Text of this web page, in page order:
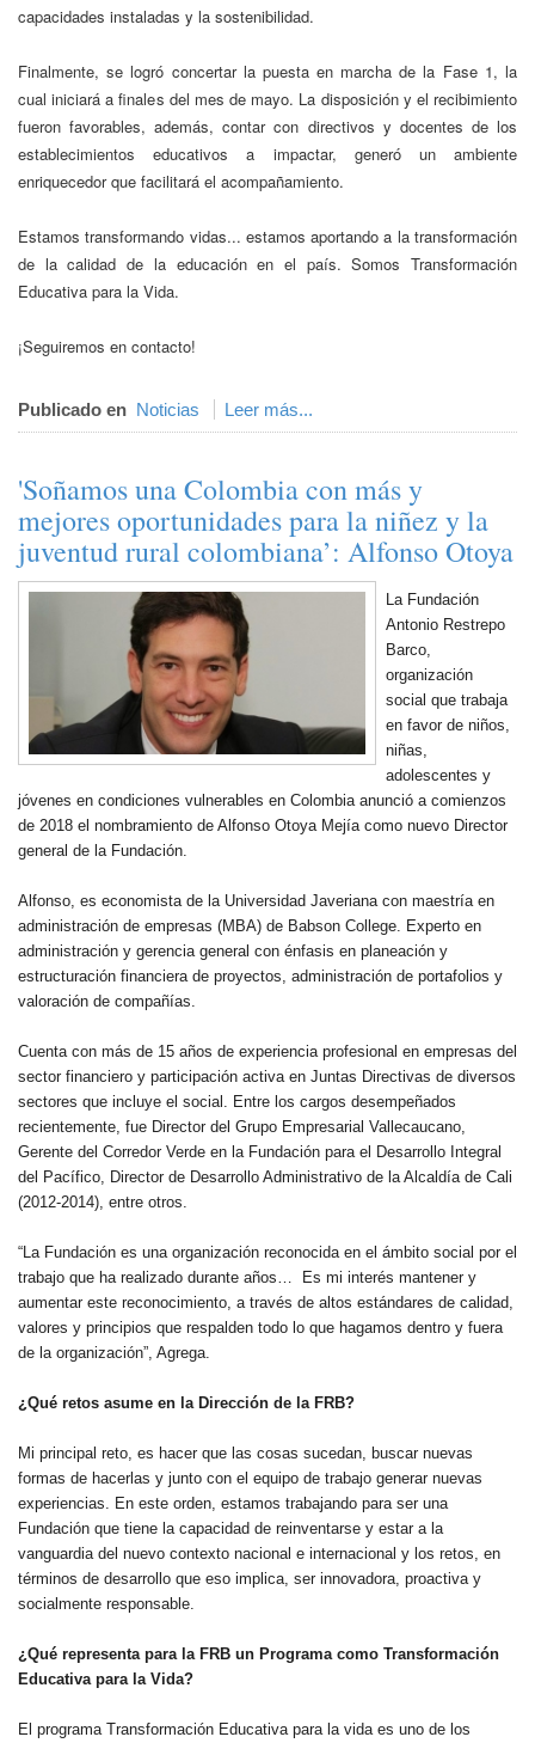
capacidades instaladas y la sostenibilidad.
Finalmente, se logró concertar la puesta en marcha de la Fase 1, la
cual iniciará a finales del mes de mayo. La disposición y el recibimiento
fueron favorables, además, contar con directivos y docentes de los
establecimientos educativos a impactar, generó un ambiente
enriquecedor que facilitará el acompañamiento.
Estamos transformando vidas... estamos aportando a la transformación
de la calidad de la educación en el país. Somos Transformación
Educativa para la Vida.
¡Seguiremos en contacto!
Publicado en Noticias Leer más...
'Soñamos una Colombia con más y
mejores oportunidades para la niñez y la
juventud rural colombiana’: Alfonso Otoya
La Fundación
Antonio Restrepo
Barco,
organización
social que trabaja
en favor de niños,
niñas,
adolescentes y
jóvenes en condiciones vulnerables en Colombia anunció a comienzos
de 2018 el nombramiento de Alfonso Otoya Mejía como nuevo Director
general de la Fundación.
Alfonso, es economista de la Universidad Javeriana con maestría en
administración de empresas (MBA) de Babson College. Experto en
administración y gerencia general con énfasis en planeación y
estructuración financiera de proyectos, administración de portafolios y
valoración de compañías.
Cuenta con más de 15 años de experiencia profesional en empresas del
sector financiero y participación activa en Juntas Directivas de diversos
sectores que incluye el social. Entre los cargos desempeñados
recientemente, fue Director del Grupo Empresarial Vallecaucano,
Gerente del Corredor Verde en la Fundación para el Desarrollo Integral
del Pacífico, Director de Desarrollo Administrativo de la Alcaldía de Cali
(2012-2014), entre otros.
“La Fundación es una organización reconocida en el ámbito social por el
trabajo que ha realizado durante años… Es mi interés mantener y
aumentar este reconocimiento, a través de altos estándares de calidad,
valores y principios que respalden todo lo que hagamos dentro y fuera
de la organización”, Agrega.
¿Qué retos asume en la Dirección de la FRB?
Mi principal reto, es hacer que las cosas sucedan, buscar nuevas
formas de hacerlas y junto con el equipo de trabajo generar nuevas
experiencias. En este orden, estamos trabajando para ser una
Fundación que tiene la capacidad de reinventarse y estar a la
vanguardia del nuevo contexto nacional e internacional y los retos, en
términos de desarrollo que eso implica, ser innovadora, proactiva y
socialmente responsable.
¿Qué representa para la FRB un Programa como Transformación
Educativa para la Vida?
El programa Transformación Educativa para la vida es uno de los